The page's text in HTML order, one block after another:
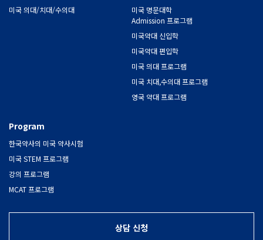
미국 의대/치대/수의대
미국 명문대학
Admission 프로그램
미국약대 신입학
미국약대 편입학
미국 의대 프로그램
미국 치대,수의대 프로그램
영국 약대 프로그램
Program
한국약사의 미국 약사시험
미국 STEM 프로그램
강의 프로그램
MCAT 프로그램
상담 신청